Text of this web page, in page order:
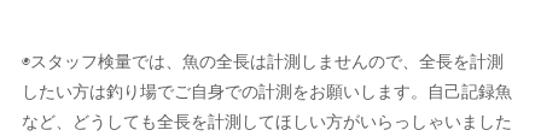
◉スタッフ検量では、魚の全長は計測しませんので、全長を計測
したい方は釣り場でご自身での計測をお願いします。自己記録魚
など、どうしても全長を計測してほしい方がいらっしゃいました